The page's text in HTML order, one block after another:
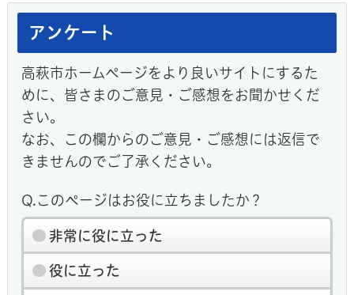
アンケート
高萩市ホームページをより良いサイトにするた
めに、皆さまのご意見・ご感想をお聞かせくだ
さい。
なお、この欄からのご意見・ご感想には返信で
きませんのでご了承ください。
Q.このページはお役に立ちましたか？
非常に役に立った
役に立った